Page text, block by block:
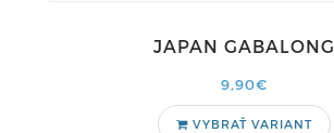
JAPAN GABALONG
9,90€
VYBRAŤ VARIANT